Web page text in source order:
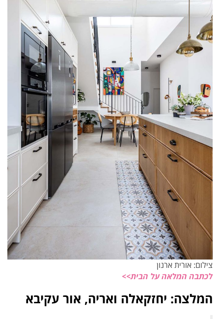
צילום: אורית ארנון
לכתבה המלאה על הבית>>
המלצה: יחזקאלה ואריה, אור עקיבא